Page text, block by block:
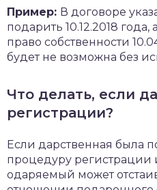
Пример: В договоре
подарить 10.12.2018 года,
право собственности
будет не возможна без
Что делать, если
регистрации?
Если дарственная была
процедуру регистрации
одаряемый может